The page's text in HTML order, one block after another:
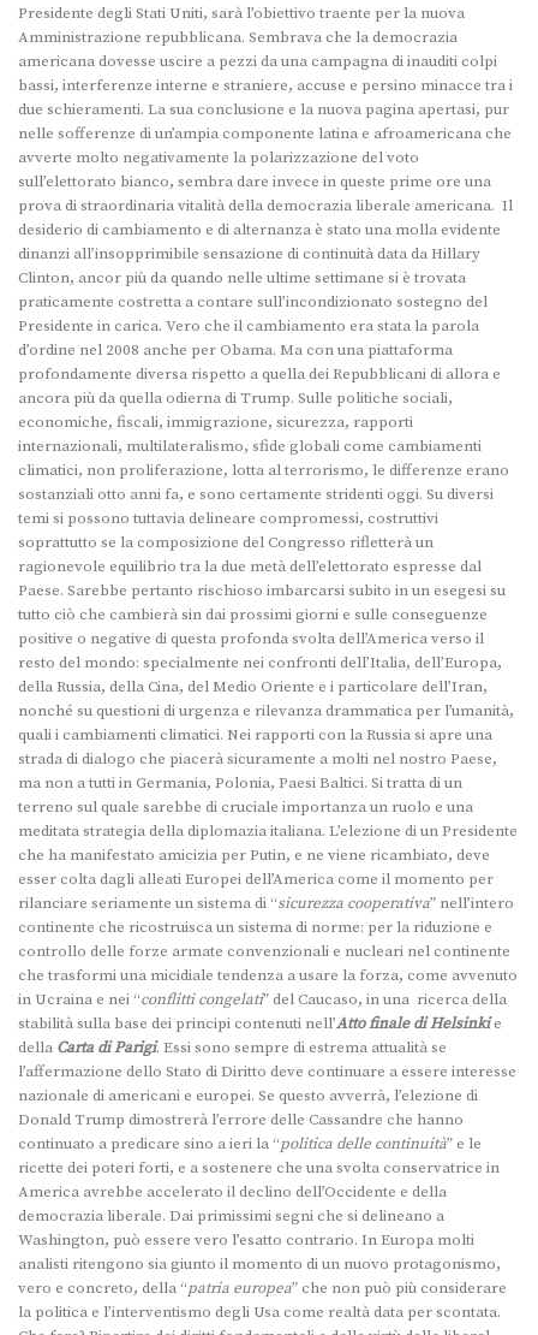
Presidente degli Stati Uniti, sarà l’obiettivo traente per la nuova
Amministrazione repubblicana. Sembrava che la democrazia
americana dovesse uscire a pezzi da una campagna di inauditi colpi
bassi, interferenze interne e straniere, accuse e persino minacce tra i
due schieramenti. La sua conclusione e la nuova pagina apertasi, pur
nelle sofferenze di un’ampia componente latina e afroamericana che
avverte molto negativamente la polarizzazione del voto
sull’elettorato bianco, sembra dare invece in queste prime ore una
prova di straordinaria vitalità della democrazia liberale americana. Il
desiderio di cambiamento e di alternanza è stato una molla evidente
dinanzi all’insopprimibile sensazione di continuità data da Hillary
Clinton, ancor più da quando nelle ultime settimane si è trovata
praticamente costretta a contare sull’incondizionato sostegno del
Presidente in carica. Vero che il cambiamento era stata la parola
d’ordine nel 2008 anche per Obama. Ma con una piattaforma
profondamente diversa rispetto a quella dei Repubblicani di allora e
ancora più da quella odierna di Trump. Sulle politiche sociali,
economiche, fiscali, immigrazione, sicurezza, rapporti
internazionali, multilateralismo, sfide globali come cambiamenti
climatici, non proliferazione, lotta al terrorismo, le differenze erano
sostanziali otto anni fa, e sono certamente stridenti oggi. Su diversi
temi si possono tuttavia delineare compromessi, costruttivi
soprattutto se la composizione del Congresso rifletterà un
ragionevole equilibrio tra la due metà dell’elettorato espresse dal
Paese. Sarebbe pertanto rischioso imbarcarsi subito in un esegesi su
tutto ciò che cambierà sin dai prossimi giorni e sulle conseguenze
positive o negative di questa profonda svolta dell’America verso il
resto del mondo: specialmente nei confronti dell’Italia, dell’Europa,
della Russia, della Cina, del Medio Oriente e i particolare dell’Iran,
nonché su questioni di urgenza e rilevanza drammatica per l’umanità,
quali i cambiamenti climatici. Nei rapporti con la Russia si apre una
strada di dialogo che piacerà sicuramente a molti nel nostro Paese,
ma non a tutti in Germania, Polonia, Paesi Baltici. Si tratta di un
terreno sul quale sarebbe di cruciale importanza un ruolo e una
meditata strategia della diplomazia italiana. L’elezione di un Presidente
che ha manifestato amicizia per Putin, e ne viene ricambiato, deve
esser colta dagli alleati Europei dell’America come il momento per
rilanciare seriamente un sistema di “sicurezza cooperativa” nell’intero
continente che ricostruisca un sistema di norme: per la riduzione e
controllo delle forze armate convenzionali e nucleari nel continente
che trasformi una micidiale tendenza a usare la forza, come avvenuto
in Ucraina e nei “conflitti congelati” del Caucaso, in una ricerca della
stabilità sulla base dei principi contenuti nell’Atto finale di Helsinkie
della Carta di Parigi. Essi sono sempre di estrema attualità se
l’affermazione dello Stato di Diritto deve continuare a essere interesse
nazionale di americani e europei. Se questo avverrà, l’elezione di
Donald Trump dimostrerà l’errore delle Cassandre che hanno
continuato a predicare sino a ieri la “politica delle continuità” e le
ricette dei poteri forti, e a sostenere che una svolta conservatrice in
America avrebbe accelerato il declino dell’Occidente e della
democrazia liberale. Dai primissimi segni che si delineano a
Washington, può essere vero l’esatto contrario. In Europa molti
analisti ritengono sia giunto il momento di un nuovo protagonismo,
vero e concreto, della “patria europea” che non può più considerare
la politica e l’interventismo degli Usa come realtà data per scontata.